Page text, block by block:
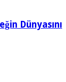
Dünyasını